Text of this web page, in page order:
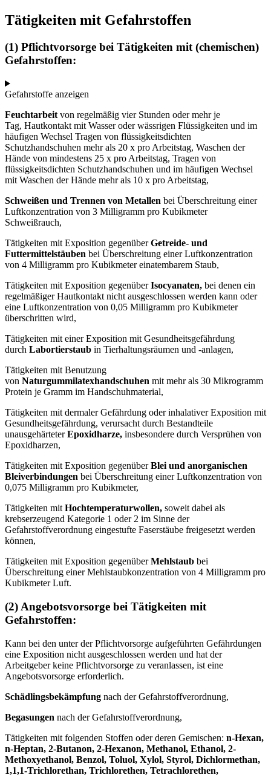
Tätigkeiten mit Gefahrstoffen
(1) Pflichtvorsorge bei Tätigkeiten mit (chemischen)
Gefahrstoffen:
Gefahrstoffe anzeigen
Feuchtarbeit von regelmäßig vier Stunden oder mehr je
Tag, Hautkontakt mit Wasser oder wässrigen Flüssigkeiten und im
häufigen Wechsel Tragen von flüssigkeitsdichten
Schutzhandschuhen mehr als 20 x pro Arbeitstag, Waschen der
Hände von mindestens 25 x pro Arbeitstag, Tragen von
flüssigkeitsdichten Schutzhandschuhen und im häufigen Wechsel
mit Waschen der Hände mehr als 10 x pro Arbeitstag,
Schweißen und Trennen von Metallen bei Überschreitung einer
Luftkonzentration von 3 Milligramm pro Kubikmeter
Schweißrauch,
Tätigkeiten mit Exposition gegenüberGetreide- und
Futtermittelstäuben bei Überschreitung einer Luftkonzentration
von 4 Milligramm pro Kubikmeter einatembarem Staub,
Tätigkeiten mit Exposition gegenüberIsocyanaten, bei denen ein
regelmäßiger Hautkontakt nicht ausgeschlossen werden kann oder
eine Luftkonzentration von 0,05 Milligramm pro Kubikmeter
überschritten wird,
Tätigkeiten mit einer Exposition mit Gesundheitsgefährdung
durch Labortierstaub in Tierhaltungsräumen und -anlagen,
Tätigkeiten mit Benutzung
von Naturgummilatexhandschuhen mit mehr als 30 Mikrogramm
Protein je Gramm im Handschuhmaterial,
Tätigkeiten mit dermaler Gefährdung oder inhalativer Exposition mit
Gesundheitsgefährdung, verursacht durch Bestandteile
unausgehärteterEpoxidharze, insbesondere durch Versprühen von
Epoxidharzen,
Tätigkeiten mit Exposition gegenüberBlei und anorganischen
Bleiverbindungen bei Überschreitung einer Luftkonzentration von
0,075 Milligramm pro Kubikmeter,
Tätigkeiten mit Hochtemperaturwollen, soweit dabei als
krebserzeugend Kategorie 1 oder 2 im Sinne der
Gefahrstoffverordnung eingestufte Faserstäube freigesetzt werden
können,
Tätigkeiten mit Exposition gegenüberMehlstaub bei
Überschreitung einer Mehlstaubkonzentration von 4 Milligramm pro
Kubikmeter Luft.
(2) Angebotsvorsorge bei Tätigkeiten mit
Gefahrstoffen:
Kann bei den unter der Pflichtvorsorge aufgeführten Gefährdungen
eine Exposition nicht ausgeschlossen werden und hat der
Arbeitgeber keine Pflichtvorsorge zu veranlassen, ist eine
Angebotsvorsorge erforderlich.
Schädlingsbekämpfung nach der Gefahrstoffverordnung,
Begasungen nach der Gefahrstoffverordnung,
Tätigkeiten mit folgenden Stoffen oder deren Gemischen: n-Hexan,
n-Heptan, 2-Butanon, 2-Hexanon, Methanol, Ethanol, 2-
Methoxyethanol, Benzol, Toluol, Xylol, Styrol, Dichlormethan,
1,1,1-Trichlorethan, Trichlorethen, Tetrachlorethen,